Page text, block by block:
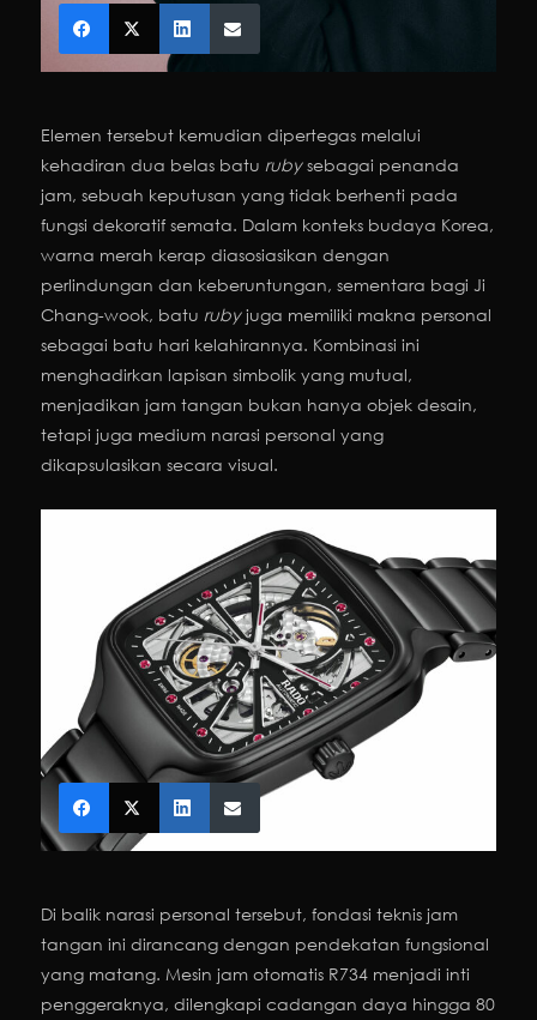
Elemen tersebut kemudian dipertegas melalui
kehadiran dua belas batu rubysebagai penanda
jam, sebuah keputusan yang tidak berhenti pada
fungsi dekoratif semata. Dalam konteks budaya Korea,
warna merah kerap diasosiasikan dengan
perlindungan dan keberuntungan, sementara bagi Ji
Chang-wook, batu rubyjuga memiliki makna personal
sebagai batu hari kelahirannya. Kombinasi ini
menghadirkan lapisan simbolik yang mutual,
menjadikan jam tangan bukan hanya objek desain,
tetapi juga medium narasi personal yang
dikapsulasikan secara visual.
Di balik narasi personal tersebut, fondasi teknis jam
tangan ini dirancang dengan pendekatan fungsional
yang matang. Mesin jam otomatis R734 menjadi inti
penggeraknya, dilengkapi cadangan daya hingga 80